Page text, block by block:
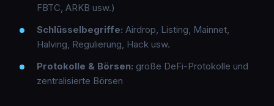
FBTC, ARKB usw.)
Schlüsselbegriffe: Airdrop, Listing, Mainnet,
Halving, Regulierung, Hack usw.
Protokolle & Börsen: große DeFi-Protokolle und
zentralisierte Börsen